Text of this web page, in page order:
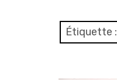
Étiquette :